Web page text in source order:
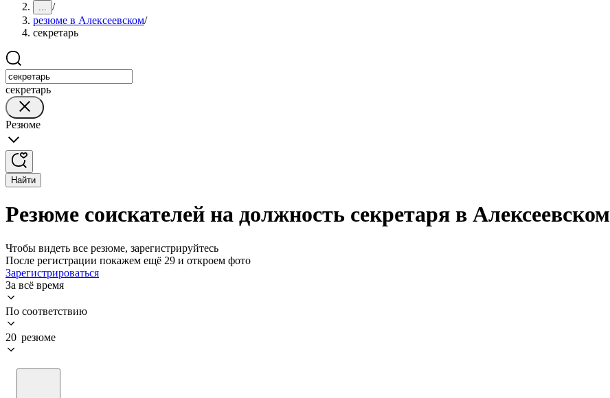
... /
резюме в Алексеевском/
секретарь
секретарь
Резюме
Найти
Резюме соискателей на должность секретаря в Алексеевском
Чтобы видеть все резюме, зарегистрируйтесь
После регистрации покажем ещё 29 и откроем фото
Зарегистрироваться
За всё время
По соответствию
20 резюме